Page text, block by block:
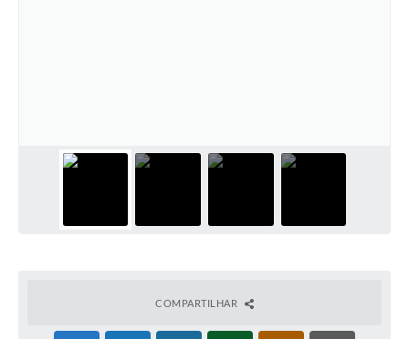
COMPARTILHAR